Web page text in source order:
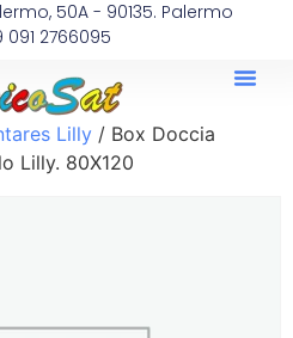
50A - 90135. Palermo
091 2766095
Lilly / Box Doccia
Lilly. 80X120